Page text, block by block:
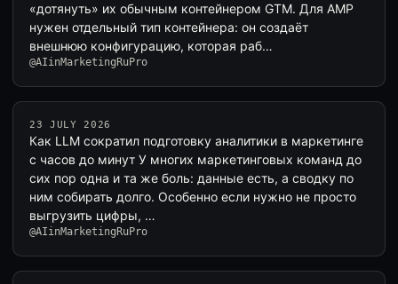
«дотянуть» их обычным контейнером GTM. Для AMP
нужен отдельный тип контейнера: он создаёт
внешнюю конфигурацию, которая раб…
@AIinMarketingRuPro
23 JULY 2026
Как LLM сократил подготовку аналитики в маркетинге
с часов до минут У многих маркетинговых команд до
сих пор одна и та же боль: данные есть, а сводку по
ним собирать долго. Особенно если нужно не просто
выгрузить цифры, …
@AIinMarketingRuPro